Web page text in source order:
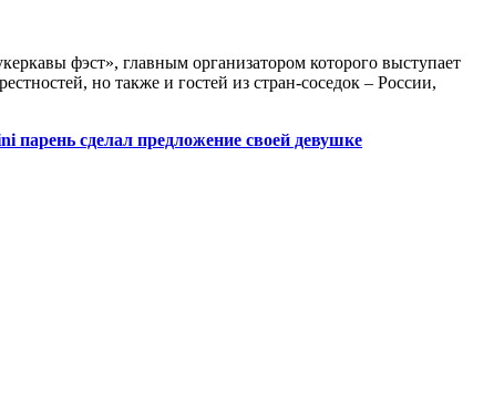
фэст», главным организатором которого выступает
но также и гостей из стран-соседок – России,
парень сделал предложение своей девушке